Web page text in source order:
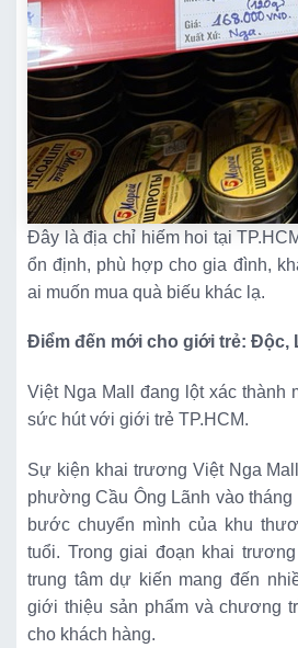
Đây là địa chỉ hiếm hoi tại
ổn định, phù hợp cho gia đình,
ai muốn mua quà biếu khác lạ.
Điểm đến mới cho giới trẻ: Độc,
Việt Nga Mall đang lột xác thành
sức hút với giới trẻ TP.HCM.
Sự kiện khai trương Việt Nga
phường Cầu Ông Lãnh vào tháng
bước chuyển mình của khu
tuổi. Trong giai đoạn khai
trung tâm dự kiến mang đến
giới thiệu sản phẩm và chương
cho khách hàng.